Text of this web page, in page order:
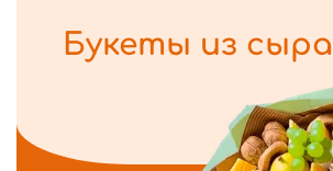
Букеты из сыра